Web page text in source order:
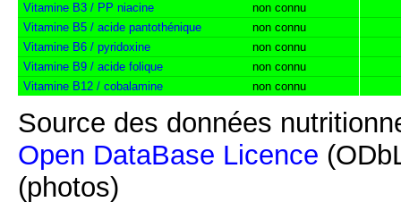
Vitamine B3 / PP niacine
non connu
Vitamine B5 / acide pantothénique
non connu
Vitamine B6 / pyridoxine
non connu
Vitamine B9 / acide folique
non connu
Vitamine B12 / cobalamine
non connu
Source des données
Open DataBase Licence
(photos)